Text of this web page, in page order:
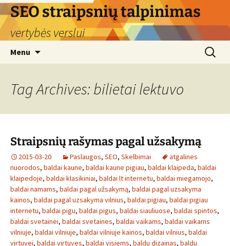
Skip
to
content
SEO straipsnių talpinimas
vertybės verslui
Menu
Search
for:
Tag Archives: bilietai lektuvo
Straipsnių rašymas pagal užsakymą
2015-03-20 Paslaugos, SEO, Skelbimai
atgalines
nuorodos, baldai kaune, baldai kaune pigiau, baldai klaipeda, baldai
klaipedoje, baldai klasikiniai, baldai lt internetu, baldai miegamojo,
baldai namams, baldai pagal užsakymą, baldai pagal uzsakyma
kainos, baldai pagal uzsakyma vilnius, baldai pigiau, baldai pigiau
internetu, baldai pigu, baldai pigus, baldai siauliuose, baldai spintos,
baldai svetainei, baldai svetaines, baldai vaikams, baldai vaikams
vilniuje, baldai vilniuje, baldai vilniuje kainos, baldai vilnius, baldai
virtuvei, baldai virtuves, baldai visiems, baldu dizainas, baldu